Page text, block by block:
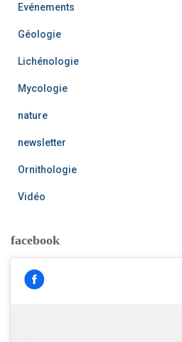
Evénements
Géologie
Lichénologie
Mycologie
nature
newsletter
Ornithologie
Vidéo
facebook